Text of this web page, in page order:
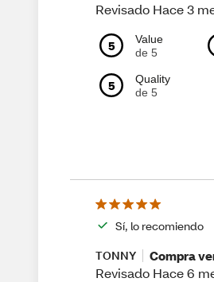
Revisado Hace 3
5
Value
de 5
5
Quality
de 5
Sí, lo recomiendo
TONNY
Compra
Revisado Hace 6